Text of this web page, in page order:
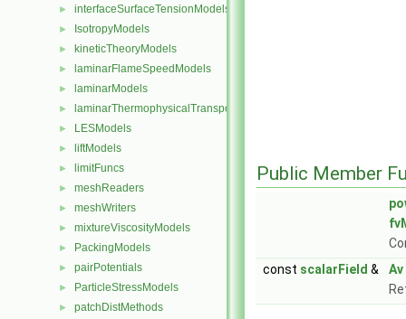
► interfaceSurfaceTensionModels
► IsotropyModels
► kineticTheoryModels
► laminarFlameSpeedModels
► laminarModels
► laminarThermophysicalTransportModels
► LESModels
► liftModels
► limitFuncs
► meshReaders
► meshWriters
► mixtureViscosityModels
► PackingModels
► pairPotentials
► ParticleStressModels
► patchDistMethods
Public Member
const scalarField & Av